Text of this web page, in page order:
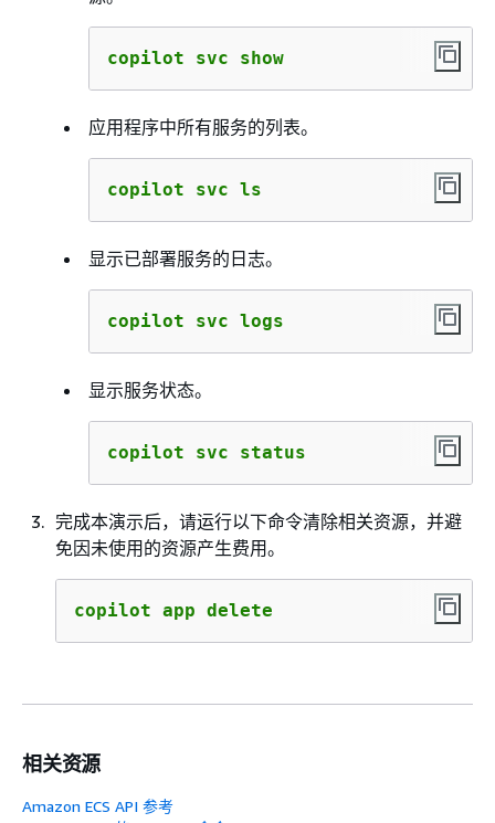
copilot svc show
应用程序中所有服务的列表。
copilot svc ls
显示已部署服务的日志。
copilot svc logs
显示服务状态。
copilot svc status
完成本演示后，请运行以下命令清除相关资源，并避
免因未使用的资源产生费用。
copilot app delete
相关资源
Amazon ECS API 参考